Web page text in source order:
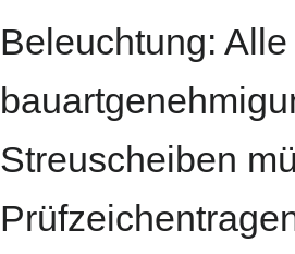
Beleuchtung:
Streuscheiben